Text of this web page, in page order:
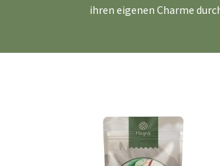
ihren eigenen Charme